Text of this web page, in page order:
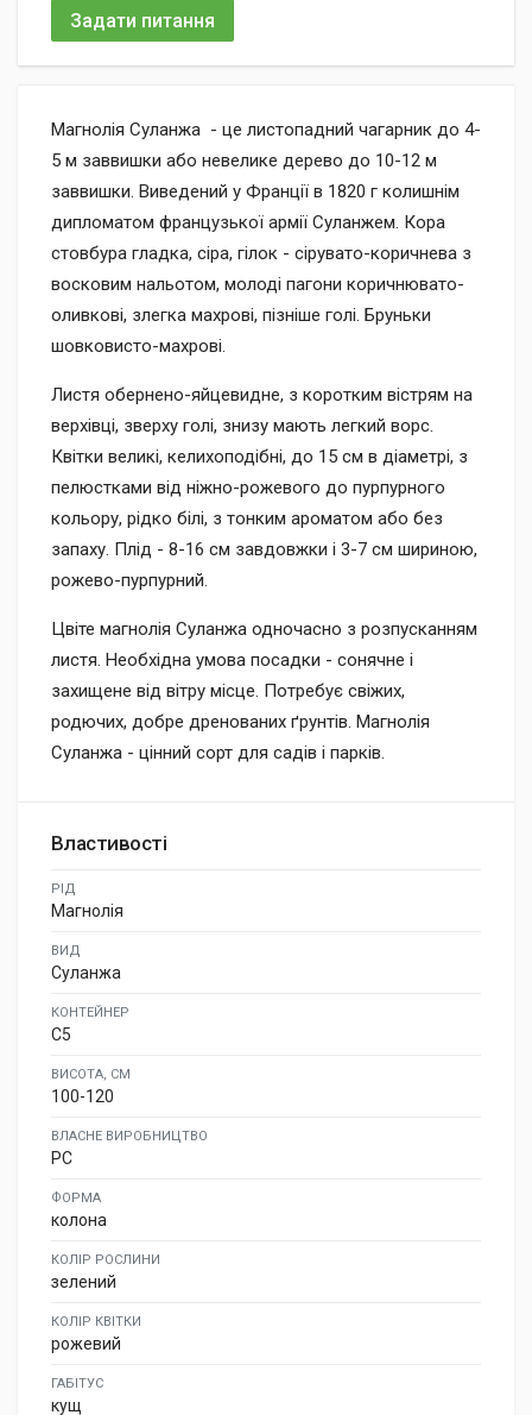
Задати питання
Магнолія Суланжа - це листопадний чагарник до 4-
5 м заввишки або невелике дерево до 10-12 м
заввишки. Виведений у Франції в 1820 г колишнім
дипломатом французької армії Суланжем. Кора
стовбура гладка, сіра, гілок - сірувато-коричнева з
восковим нальотом, молоді пагони коричнювато-
оливкові, злегка махрові, пізніше голі. Бруньки
шовковисто-махрові.
Листя обернено-яйцевидне, з коротким вістрям на
верхівці, зверху голі, знизу мають легкий ворс.
Квітки великі, келихоподібні, до 15 см в діаметрі, з
пелюстками від ніжно-рожевого до пурпурного
кольору, рідко білі, з тонким ароматом або без
запаху. Плід - 8-16 см завдовжки і 3-7 см шириною,
рожево-пурпурний.
Цвіте магнолія Суланжа одночасно з розпусканням
листя. Необхідна умова посадки - сонячне і
захищене від вітру місце. Потребує свіжих,
родючих, добре дренованих ґрунтів. Магнолія
Суланжа - цінний сорт для садів і парків.
Властивості
РІД
Магнолія
ВИД
Суланжа
КОНТЕЙНЕР
C5
ВИСОТА, СМ
100-120
ВЛАСНЕ ВИРОБНИЦТВО
PC
ФОРМА
колона
КОЛІР РОСЛИНИ
зелений
КОЛІР КВІТКИ
рожевий
ГАБІТУС
кущ